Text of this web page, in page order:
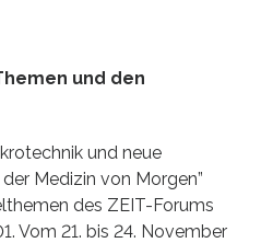
und den
und neue
Medizin von Morgen”
des ZEIT-Forums
Vom 21. bis 24. November